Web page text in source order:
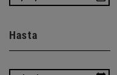
Hasta